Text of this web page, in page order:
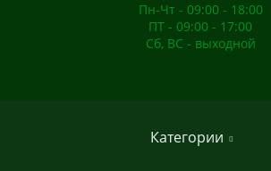
Категории
Пн-Чт - 09:00 - 18:00
ПТ - 09:00 - 17:00
Сб, ВС - выходной